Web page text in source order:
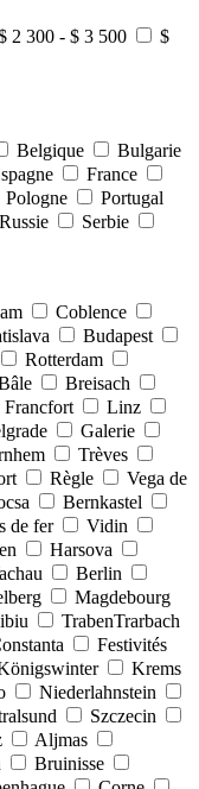
2 300 - $ 3 500
$
Belgique
Bulgarie
France
Pologne
Portugal
Russie
Serbie
Coblence
Budapest
Rotterdam
Breisach
Francfort
Linz
Galerie
Trèves
Règle
Vega de
Bernkastel
de fer
Vidin
Harsova
Berlin
Magdebourg
TrabenTrarbach
Festivités
Krems
Niederlahnstein
Szczecin
Aljmas
Bruinisse